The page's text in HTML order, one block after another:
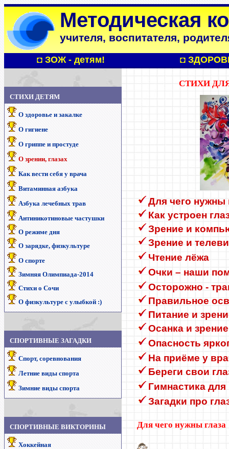
Методическая
учителя, воспитателя,
◘ ЗОЖ - детям! ◘
СТИХИ ДЕТЯМ
О здоровье и закалке
О гигиене
О гриппе и простуде
О зрении, глазах
Как вести себя у врача
Витаминная азбука
Азбука лечебных трав
Антиникотиновые частушки
О режиме дня
О зарядке, физкультуре
О спорте
Зимняя Олимпиада-2014
Стихи о Сочи
О физкультуре с улыбкой :)
СПОРТИВНЫЕ ЗАГАДКИ
Спорт, соревнования
Летние виды спорта
Зимние виды спорта
СПОРТИВНЫЕ ВИКТОРИНЫ
Хоккейная
СТИХИ
Для чего нужны
Как устроен
Зрение и
Зрение и
Чтение лёжа
Очки – наши
Осторожно -
Правильное
Питание и
Осанка и зрение
Опасность
На приёме у
Береги свои
Гимнастика для
Загадки про
Для чего нужны глаза